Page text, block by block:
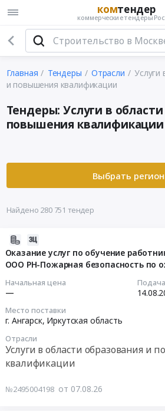
комтендер
коммерческие тендеры
Главная Тендеры Отрасли
Услуги
и повышения квалификации
Тендеры: Услуги в
повышения квалификации
Найдено 280 751 тендер
Оказание услуг по обучение
ООО РН-Пожарная безопасность по
Начальная цена
—
Место поставки
г. Ангарск, Иркутская область
Отрасли
Услуги в области образования и
квалификации
№2495004198 от 07.08.26